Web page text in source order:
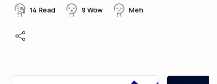
14 Read 9 Wow Meh